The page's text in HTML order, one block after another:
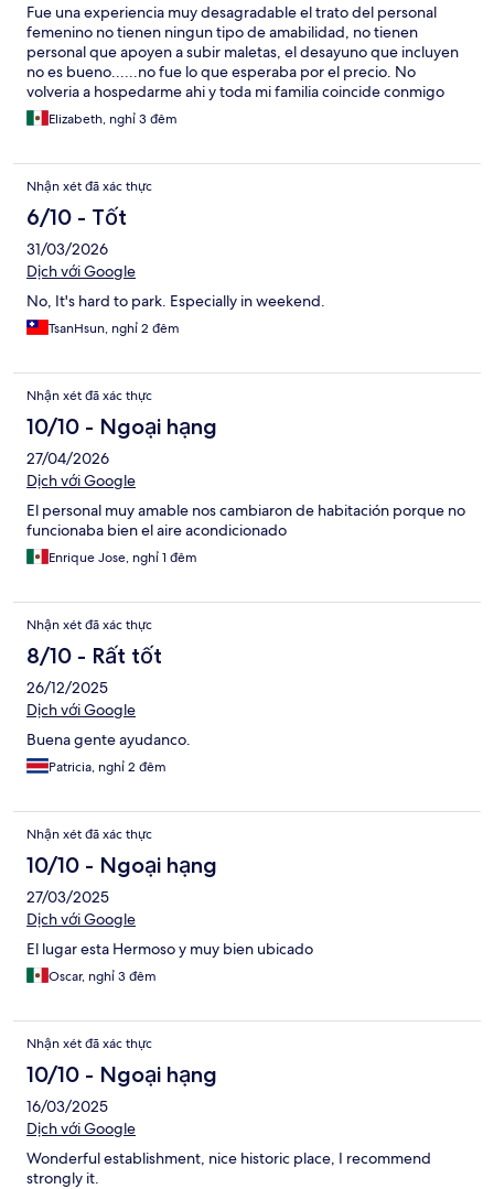
Fue una experiencia muy desagradable el trato del personal
femenino no tienen ningun tipo de amabilidad, no tienen
personal que apoyen a subir maletas, el desayuno que incluyen
no es bueno......no fue lo que esperaba por el precio. No
volveria a hospedarme ahi y toda mi familia coincide conmigo
lastima de el lugar.
Elizabeth, nghỉ 3 đêm
Nhận xét đã xác thực
6/10 - Tốt
31/03/2026
Dịch với Google
No, It's hard to park. Especially in weekend.
TsanHsun, nghỉ 2 đêm
Nhận xét đã xác thực
10/10 - Ngoại hạng
27/04/2026
Dịch với Google
El personal muy amable nos cambiaron de habitación porque no
funcionaba bien el aire acondicionado
Enrique Jose, nghỉ 1 đêm
Nhận xét đã xác thực
8/10 - Rất tốt
26/12/2025
Dịch với Google
Buena gente ayudanco.
Patricia, nghỉ 2 đêm
Nhận xét đã xác thực
10/10 - Ngoại hạng
27/03/2025
Dịch với Google
El lugar esta Hermoso y muy bien ubicado
Oscar, nghỉ 3 đêm
Nhận xét đã xác thực
10/10 - Ngoại hạng
16/03/2025
Dịch với Google
Wonderful establishment, nice historic place, I recommend
strongly it.